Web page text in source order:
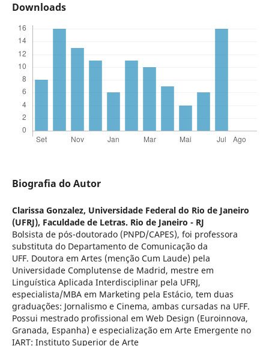
Downloads
Biografia do Autor
Clarissa Gonzalez, Universidade Federal do Rio de Janeiro
(UFRJ), Faculdade de Letras. Rio de Janeiro - RJ
Bolsista de pós-doutorado (PNPD/CAPES), foi professora
substituta do Departamento de Comunicação da
UFF. Doutora em Artes (menção Cum Laude) pela
Universidade Complutense de Madrid, mestre em
Linguística Aplicada Interdisciplinar pela UFRJ,
especialista/MBA em Marketing pela Estácio, tem duas
graduações: Jornalismo e Cinema, ambas cursadas na UFF.
Possui mestrado profissional em Web Design (Euroinnova,
Granada, Espanha) e especialização em Arte Emergente no
IART: Instituto Superior de Arte